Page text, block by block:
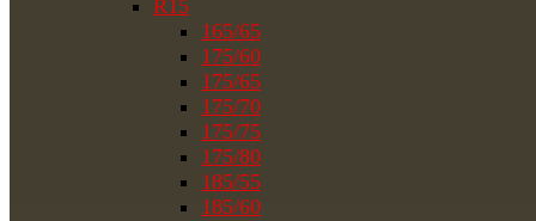
R15
165/65
175/60
175/65
175/70
175/75
175/80
185/55
185/60